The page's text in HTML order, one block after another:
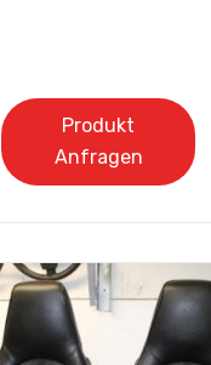
Produkt
Anfragen